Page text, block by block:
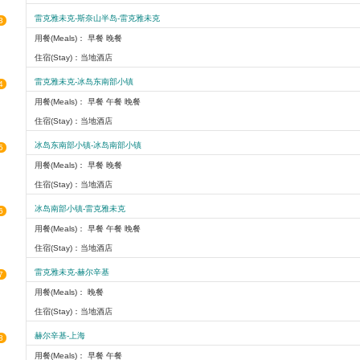
雷克雅未克-斯奈山半岛-雷克雅未克
用餐(Meals)： 早餐 晚餐
住宿(Stay)：当地酒店
雷克雅未克-冰岛东南部小镇
用餐(Meals)： 早餐 午餐 晚餐
住宿(Stay)：当地酒店
冰岛东南部小镇-冰岛南部小镇
用餐(Meals)： 早餐 晚餐
住宿(Stay)：当地酒店
冰岛南部小镇-雷克雅未克
用餐(Meals)： 早餐 午餐 晚餐
住宿(Stay)：当地酒店
雷克雅未克-赫尔辛基
用餐(Meals)： 晚餐
住宿(Stay)：当地酒店
赫尔辛基-上海
用餐(Meals)： 早餐 午餐